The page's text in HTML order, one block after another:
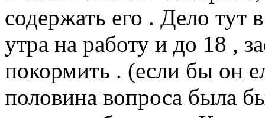
содержать его . Дело тут
утра на работу и до 18 ,
покормить . (если бы он
половина вопроса была